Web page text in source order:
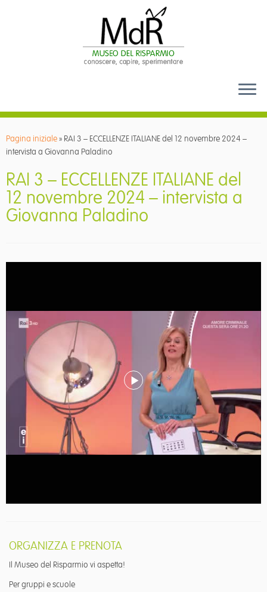
contenuto
Pagina iniziale» RAI 3 – ECCELLENZE ITALIANE del 12 novembre 2024 –
intervista a Giovanna Paladino
RAI 3 – ECCELLENZE ITALIANE del
12 novembre 2024 – intervista a
Giovanna Paladino
ORGANIZZA E PRENOTA
Il Museo del Risparmio vi aspetta!
Per gruppi e scuole